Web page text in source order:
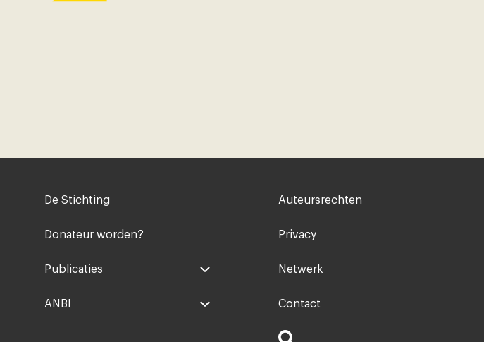
Voet
De Stichting
Donateur worden?
Publicaties
ANBI
Voet
Auteursrechten
Privacy
Netwerk
Contact